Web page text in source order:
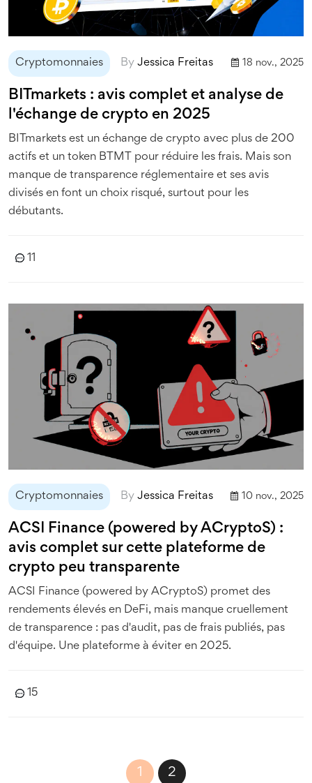
Cryptomonnaies By Jessica Freitas 18 nov., 2025
BITmarkets : avis complet et analyse de
l'échange de crypto en 2025
BITmarkets est un échange de crypto avec plus de 200
actifs et un token BTMT pour réduire les frais. Mais son
manque de transparence réglementaire et ses avis
divisés en font un choix risqué, surtout pour les
débutants.
11
Cryptomonnaies By Jessica Freitas 10 nov., 2025
ACSI Finance (powered by ACryptoS) :
avis complet sur cette plateforme de
crypto peu transparente
ACSI Finance (powered by ACryptoS) promet des
rendements élevés en DeFi, mais manque cruellement
de transparence : pas d'audit, pas de frais publiés, pas
d'équipe. Une plateforme à éviter en 2025.
15
1 2